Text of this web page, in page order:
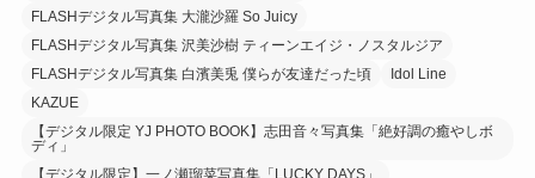
FLASHデジタル写真集 大瀧沙羅 So Juicy
FLASHデジタル写真集 沢美沙樹 ティーンエイジ・ノスタルジア
FLASHデジタル写真集 白濱美兎 僕らが友達だった頃
Idol Line
KAZUE
【デジタル限定 YJ PHOTO BOOK】志田音々写真集「絶好調の癒やしボ
ディ」
【デジタル限定】一ノ瀬瑠菜写真集「LUCKY DAYS」